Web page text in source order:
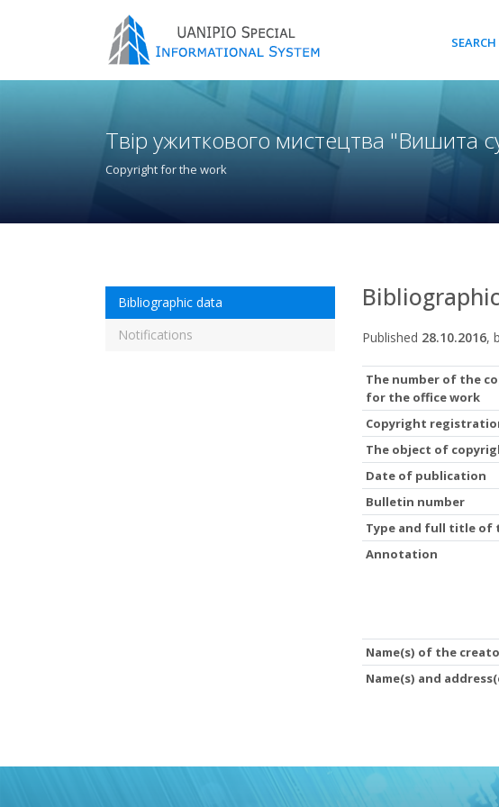
SEARCH
Твір ужиткового мистецтва "Вишита
Copyright for the work
Bibliographic data
Notifications
Published 28.10.2016,
The number of the
for the office work
Copyright
The object of
Date of publication
Bulletin number
Type and full title of
Annotation
Name(s) of the
Name(s) and